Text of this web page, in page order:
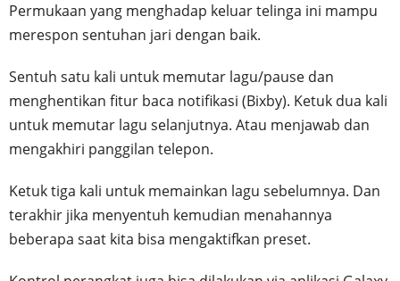
Permukaan yang menghadap keluar telinga ini mampu
merespon sentuhan jari dengan baik.
Sentuh satu kali untuk memutar lagu/pause dan
menghentikan fitur baca notifikasi (Bixby). Ketuk dua kali
untuk memutar lagu selanjutnya. Atau menjawab dan
mengakhiri panggilan telepon.
Ketuk tiga kali untuk memainkan lagu sebelumnya. Dan
terakhir jika menyentuh kemudian menahannya
beberapa saat kita bisa mengaktifkan preset.